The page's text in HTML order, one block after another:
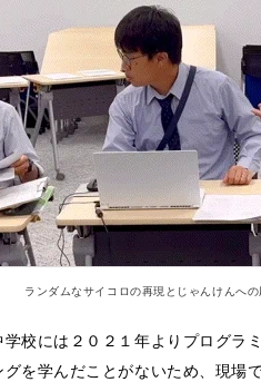
ランダムなサイコロの再現とじゃんけんへ
校には２０２１年よりプログラ
を学んだことがないため、現場